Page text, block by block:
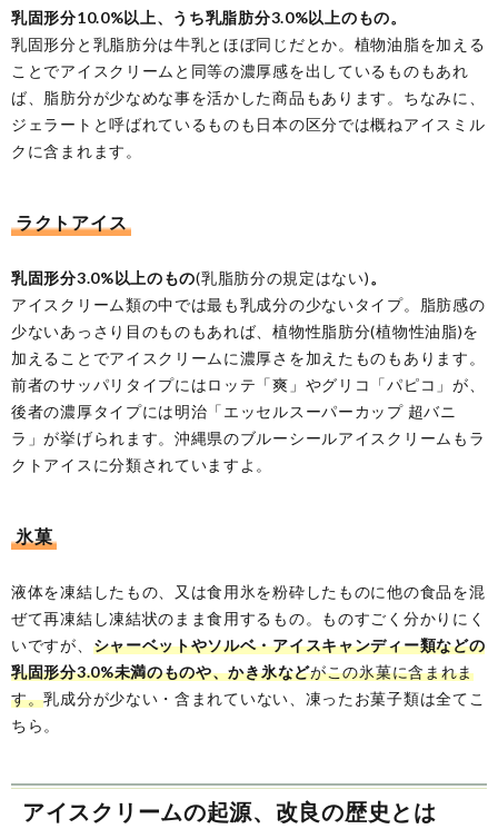
乳固形分10.0%以上、うち乳脂肪分3.0%以上のもの。
乳固形分と乳脂肪分は牛乳とほぼ同じだとか。植物油脂を加える
ことでアイスクリームと同等の濃厚感を出しているものもあれ
ば、脂肪分が少なめな事を活かした商品もあります。ちなみに、
ジェラートと呼ばれているものも日本の区分では概ねアイスミル
クに含まれます。
ラクトアイス
乳固形分3.0%以上のもの(乳脂肪分の規定はない)。
アイスクリーム類の中では最も乳成分の少ないタイプ。脂肪感の
少ないあっさり目のものもあれば、植物性脂肪分(植物性油脂)を
加えることでアイスクリームに濃厚さを加えたものもあります。
前者のサッパリタイプにはロッテ「爽」やグリコ「パピコ」が、
後者の濃厚タイプには明治「エッセルスーパーカップ 超バニ
ラ」が挙げられます。沖縄県のブルーシールアイスクリームもラ
クトアイスに分類されていますよ。
氷菓
液体を凍結したもの、又は食用氷を粉砕したものに他の食品を混
ぜて再凍結し凍結状のまま食用するもの。ものすごく分かりにく
いですが、 シャーベットやソルベ・アイスキャンディー類などの
乳固形分3.0%未満のものや、かき氷などがこの氷菓に含まれま
す。乳成分が少ない・含まれていない、凍ったお菓子類は全てこ
ちら。
アイスクリームの起源、改良の歴史とは